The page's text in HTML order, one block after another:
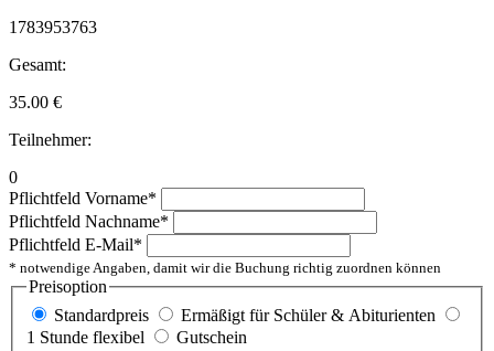
1783953763
Gesamt:
35.00 €
Teilnehmer:
0
Pflichtfeld Vorname*
Pflichtfeld Nachname*
Pflichtfeld E-Mail*
* notwendige Angaben, damit wir die Buchung richtig zuordnen können
Preisoption
Standardpreis
Ermäßigt für Schüler & Abiturienten
1 Stunde flexibel
Gutschein